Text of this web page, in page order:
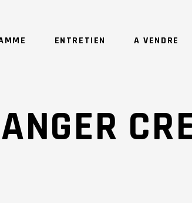
ENTRETIEN A VENDRE